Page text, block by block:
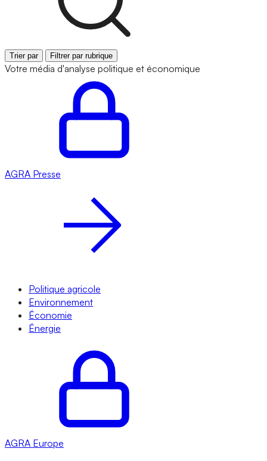
Trier par Filtrer par rubrique
Votre média d'analyse politique et économique
AGRA Presse
Politique agricole
Environnement
Économie
Énergie
AGRA Europe